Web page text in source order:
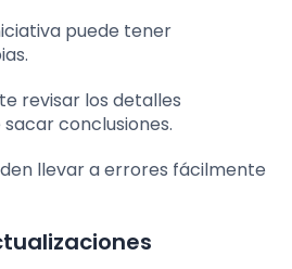
puede tener
revisar los detalles
conclusiones.
llevar a errores fácilmente